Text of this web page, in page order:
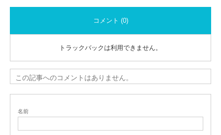
コメント (0)
トラックバックは利用できません。
この記事へのコメントはありません。
名前